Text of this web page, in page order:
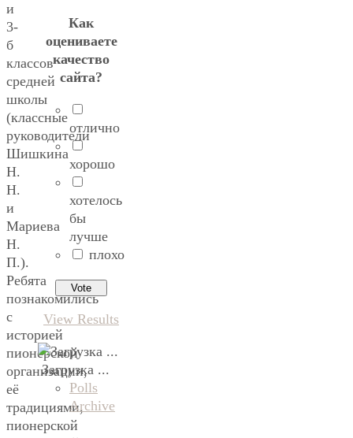
и
3-
б
классов
средней
школы
(классные
руководители
Шишкина
Н.
Н.
и
Мариева
Н.
П.).
Ребята
познакомились
с
историей
пионерской
организации,
её
традициями,
пионерской
Как
оцениваете
качество
сайта?
отлично
хорошо
хотелось
бы
лучше
плохо
View Results
Загрузка ...
Polls
Archive